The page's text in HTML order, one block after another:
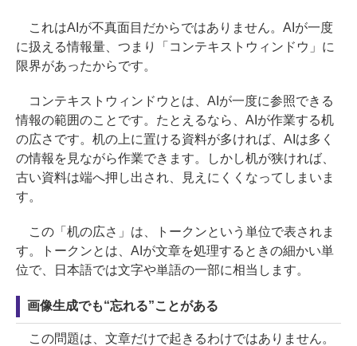
これはAIが不真面目だからではありません。AIが一度
に扱える情報量、つまり「コンテキストウィンドウ」に
限界があったからです。
コンテキストウィンドウとは、AIが一度に参照できる
情報の範囲のことです。たとえるなら、AIが作業する机
の広さです。机の上に置ける資料が多ければ、AIは多く
の情報を見ながら作業できます。しかし机が狭ければ、
古い資料は端へ押し出され、見えにくくなってしまいま
す。
この「机の広さ」は、トークンという単位で表されま
す。トークンとは、AIが文章を処理するときの細かい単
位で、日本語では文字や単語の一部に相当します。
画像生成でも“忘れる”ことがある
この問題は、文章だけで起きるわけではありません。